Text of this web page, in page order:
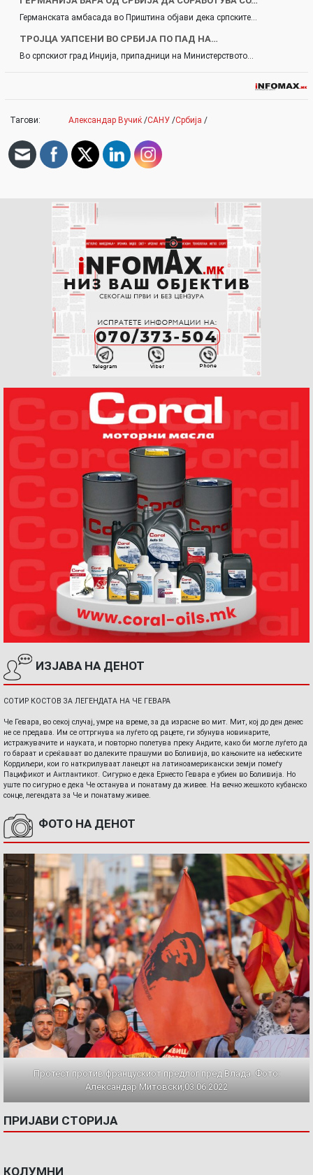
Германската амбасада во Приштина објави дека српските…
ТРОЈЦА УАПСЕНИ ВО СРБИЈА ПО ПАД НА…
Во српскиот град Инџија, припадници на Министерството…
Тагови: Александар Вучиќ /САНУ /Србија /
ИЗЈАВА НА ДЕНОТ
СОТИР КОСТОВ ЗА ЛЕГЕНДАТА НА ЧЕ ГЕВАРА
Че Гевара, во секој случај, умре на време, за да израсне во мит. Мит, кој до ден денес
не се предава. Им се оттргнува на луѓето од рацете, ги збунува новинарите,
истражувачите и науката, и повторно полетува преку Андите, како би могле луѓето да
го бараат и среќаваат во далеките прашуми во Боливија, во кањоните на небеските
Кордиљери, кои го наткрилуваат ланецот на латиноамерикански земји помеѓу
Пацификот и Антлантикот. Сигурно е дека Ернесто Гевара е убиен во Боливија. Но
уште по сигурно е дека Че останува и понатаму да живее. На вечно жешкото кубанско
сонце, легендата за Че и понатаму живее.
ФОТО НА ДЕНОТ
Протест против францускиот предлог пред Влада. Фото:
Александар Митовски,03.06.2022
ПРИЈАВИ СТОРИЈА
КОЛУМНИ